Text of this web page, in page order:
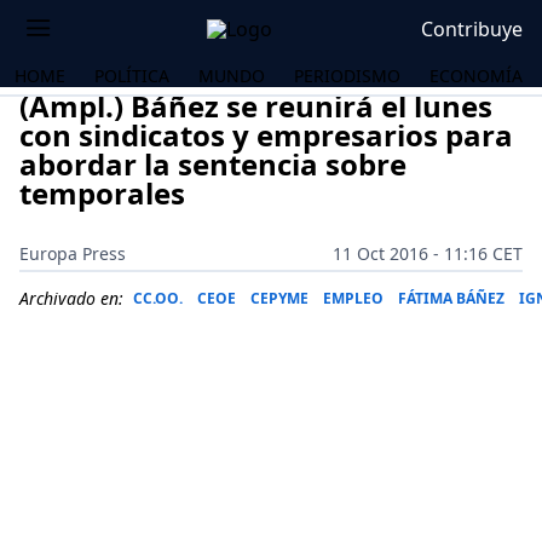
Contribuye
HOME POLÍTICA MUNDO PERIODISMO ECONOMÍA
(Ampl.) Báñez se reunirá el lunes
con sindicatos y empresarios para
abordar la sentencia sobre
temporales
Europa Press
11 Oct 2016 - 11:16 CET
Archivado en: CC.OO. CEOE CEPYME EMPLEO FÁTIMA BÁÑEZ